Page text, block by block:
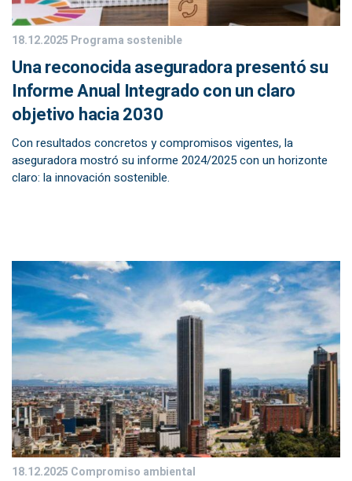
18.12.2025 Programa sostenible
Una reconocida aseguradora presentó su
Informe Anual Integrado con un claro
objetivo hacia 2030
Con resultados concretos y compromisos vigentes, la
aseguradora mostró su informe 2024/2025 con un horizonte
claro: la innovación sostenible.
18.12.2025 Compromiso ambiental